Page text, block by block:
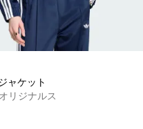
ャケット
リジナルス